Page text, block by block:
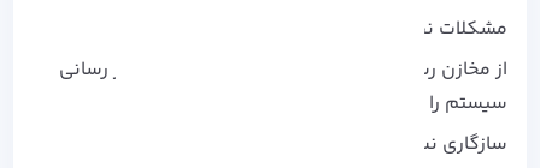
مشکلات نصب
از مخازن رسمی AlmaLinux استفاده کنید و به روز رسانی
سیستم را مرتب انجام دهید.
سازگاری نسخه ها